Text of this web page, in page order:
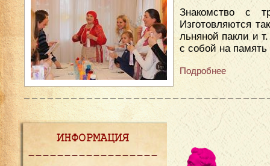
Знакомство с
Изготовляются
льняной пакли и
с собой на
Подробнее
ИНФОРМАЦИЯ